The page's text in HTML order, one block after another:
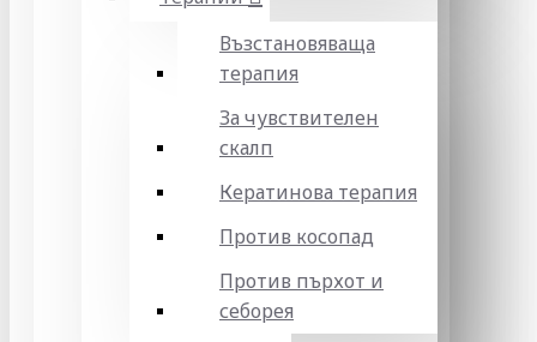
Възстановяваща
терапия
За чувствителен
скалп
Кератинова терапия
Против косопад
Против пърхот и
себорея